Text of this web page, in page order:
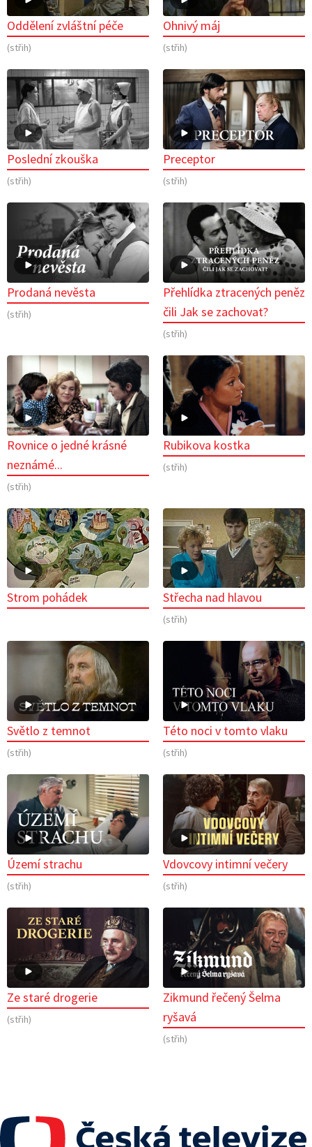
Oddělení zvláštní péče
(střih)
Ohnivý máj
(střih)
Poslední zkouška
(střih)
Preceptor
(střih)
Prodaná nevěsta
(střih)
Přehlídka ztracených peněz
čili Jak se zachovat?
(střih)
Rovnice o jedné krásné
neznámé...
(střih)
Rubikova kostka
(střih)
Strom pohádek Střecha nad hlavou
(střih)
Světlo z temnot
(střih)
Této noci v tomto vlaku
(střih)
Území strachu
(střih)
Vdovcovy intimní večery
(střih)
Ze staré drogerie
(střih)
Zikmund řečený Šelma
ryšavá
(střih)